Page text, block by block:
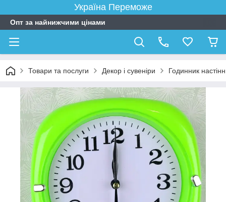
Україна Переможе
Опт за найнижчими цінами
Товари та послуги Декор і сувеніри Годинник